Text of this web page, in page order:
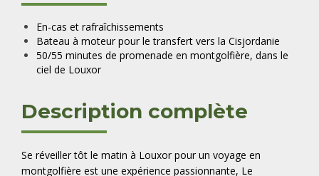
En-cas et rafraîchissements
Bateau à moteur pour le transfert vers la Cisjordanie
50/55 minutes de promenade en montgolfière, dans le
ciel de Louxor
Description complète
Se réveiller tôt le matin à Louxor pour un voyage en
montgolfière est une expérience passionnante, Le